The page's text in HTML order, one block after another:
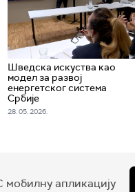
Шведска искуства као
модел за развој
енергетског система
Србије
28. 05. 2026.
апликацију